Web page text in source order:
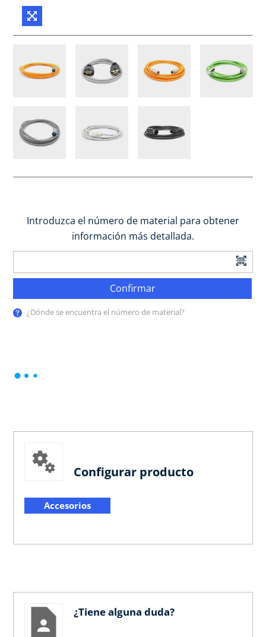
Introduzca el número de material para obtener
información más detallada.
Confirmar
¿Dónde se encuentra el número de material?
Configurar producto
Accesorios
¿Tiene alguna duda?